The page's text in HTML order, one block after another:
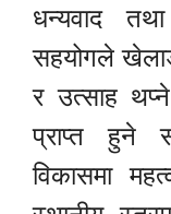
धन्यवाद
सहयोगले
र उत्साह
प्राप्त हुने
विकासमा